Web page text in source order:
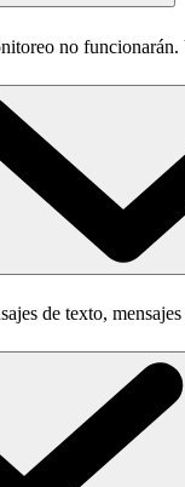
no
de texto,